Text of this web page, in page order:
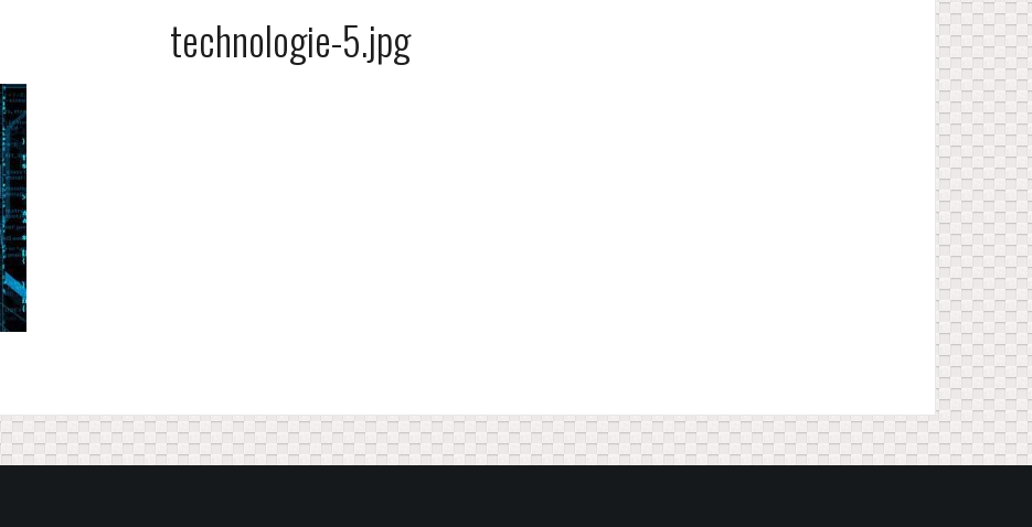
technologie-5.jpg